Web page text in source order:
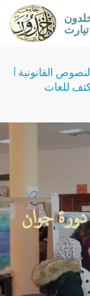
تيارت
I القانونية
للغات
دورة جوان